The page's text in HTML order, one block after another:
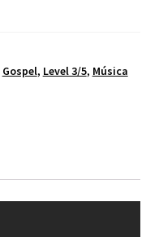
Gospel, Level 3/5, Música